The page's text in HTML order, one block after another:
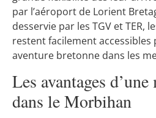
par l’aéroport de Lorient
desservie par les TGV et TER,
restent facilement
aventure bretonne dans les
Les avantages
dans le Morbihan